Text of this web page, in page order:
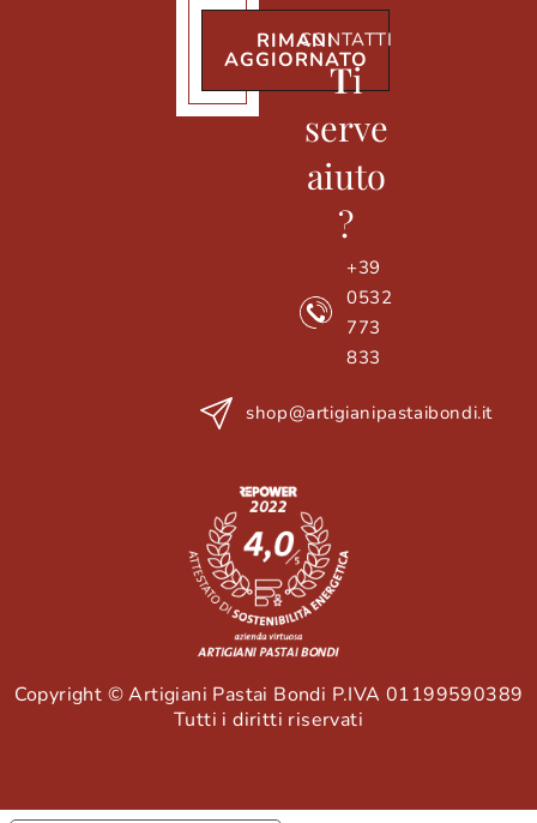
RIMANI
AGGIORNATO
CONTATTI
Ti
serve
aiuto
?
+39
0532
773
833
shop@artigianipastaibondi.it
Copyright © Artigiani Pastai Bondi P.IVA 01199590389
Tutti i diritti riservati